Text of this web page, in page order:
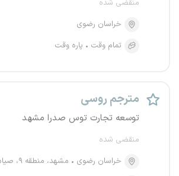
منقضی شده
خراسان رضوی
تمام وقت
پاره وقت
مترجم روسی
توسعه تجارت توس صدرا مشهد
منقضی شده
خراسان رضوی
مشهد، منطقه ۹، صیاد شیرازی